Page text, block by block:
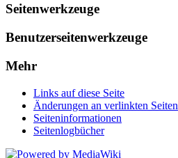
Seitenwerkzeuge
Benutzerseitenwerkzeuge
Mehr
Links auf diese Seite
Änderungen an verlinkten Seiten
Seiten­informationen
Seitenlogbücher